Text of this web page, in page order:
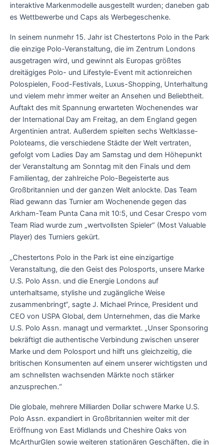
interaktive Markenmodelle ausgestellt wurden; daneben gab
es Wettbewerbe und Caps als Werbegeschenke.
In seinem nunmehr 15. Jahr ist Chestertons Polo in the Park
die einzige Polo-Veranstaltung, die im Zentrum Londons
ausgetragen wird, und gewinnt als Europas größtes
dreitägiges Polo- und Lifestyle-Event mit actionreichen
Polospielen, Food-Festivals, Luxus-Shopping, Unterhaltung
und vielem mehr immer weiter an Ansehen und Beliebtheit.
Auftakt des mit Spannung erwarteten Wochenendes war
der International Day am Freitag, an dem England gegen
Argentinien antrat. Außerdem spielten sechs Weltklasse-
Poloteams, die verschiedene Städte der Welt vertraten,
gefolgt vom Ladies Day am Samstag und dem Höhepunkt
der Veranstaltung am Sonntag mit den Finals und dem
Familientag, der zahlreiche Polo-Begeisterte aus
Großbritannien und der ganzen Welt anlockte. Das Team
Riad gewann das Turnier am Wochenende gegen das
Arkham-Team Punta Cana mit 10:5, und Cesar Crespo vom
Team Riad wurde zum „wertvollsten Spieler“ (Most Valuable
Player) des Turniers gekürt.
„Chestertons Polo in the Park ist eine einzigartige
Veranstaltung, die den Geist des Polosports, unsere Marke
U.S. Polo Assn. und die Energie Londons auf
unterhaltsame, stylishe und zugängliche Weise
zusammenbringt“, sagte J. Michael Prince, President und
CEO von USPA Global, dem Unternehmen, das die Marke
U.S. Polo Assn. managt und vermarktet. „Unser Sponsoring
bekräftigt die authentische Verbindung zwischen unserer
Marke und dem Polosport und hilft uns gleichzeitig, die
britischen Konsumenten auf einem unserer wichtigsten und
am schnellsten wachsenden Märkte noch stärker
anzusprechen.“
Die globale, mehrere Milliarden Dollar schwere Marke U.S.
Polo Assn. expandiert in Großbritannien weiter mit der
Eröffnung von East Midlands und Cheshire Oaks von
McArthurGlen sowie weiteren stationären Geschäften, die in